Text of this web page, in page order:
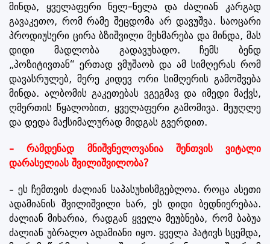
მინდა, ყველაფერი ნელ-ნელა და ძალიან კარგად
გავაკეთო, რომ რამე შეცდომა არ დავუშვა. საოცარი
პროდიუსერი ცირა ბზიშვილი მეხმარება და მინდა, მას
დიდი მადლობა გადავუხადო. ჩემს ბენდ
„პოზიტივთან“ ერთად ვმუშაობ და ამ სიმღერას რომ
დავასრულებ, მერე კიდევ ორი სიმღერის გამოშვება
მინდა. ალბომის გაკეთებას ვგეგმავ და იმედი მაქვს,
ღმერთის წყალობით, ყველაფერი გამომივა. მეუღლე
და დედა მაქსიმალურად მიდგას გვერდით.
– რამდენად მნიშვნელოვანია შენთვის ვიტალი
დარასელიას შვილიშვილობა?
– ეს ჩემთვის ძალიან საპასუხისმგებლოა. როცა ასეთი
ადამიანის შვილიშვილი ხარ, ეს დიდი ბედნიერებაა.
ძალიან მიხარია, რადგან ყველა მეუბნება, რომ ბაბუა
ძალიან უბრალო ადამიანი იყო. ყველა პატივს სცემდა,